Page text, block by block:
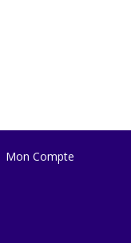
Mon Compte